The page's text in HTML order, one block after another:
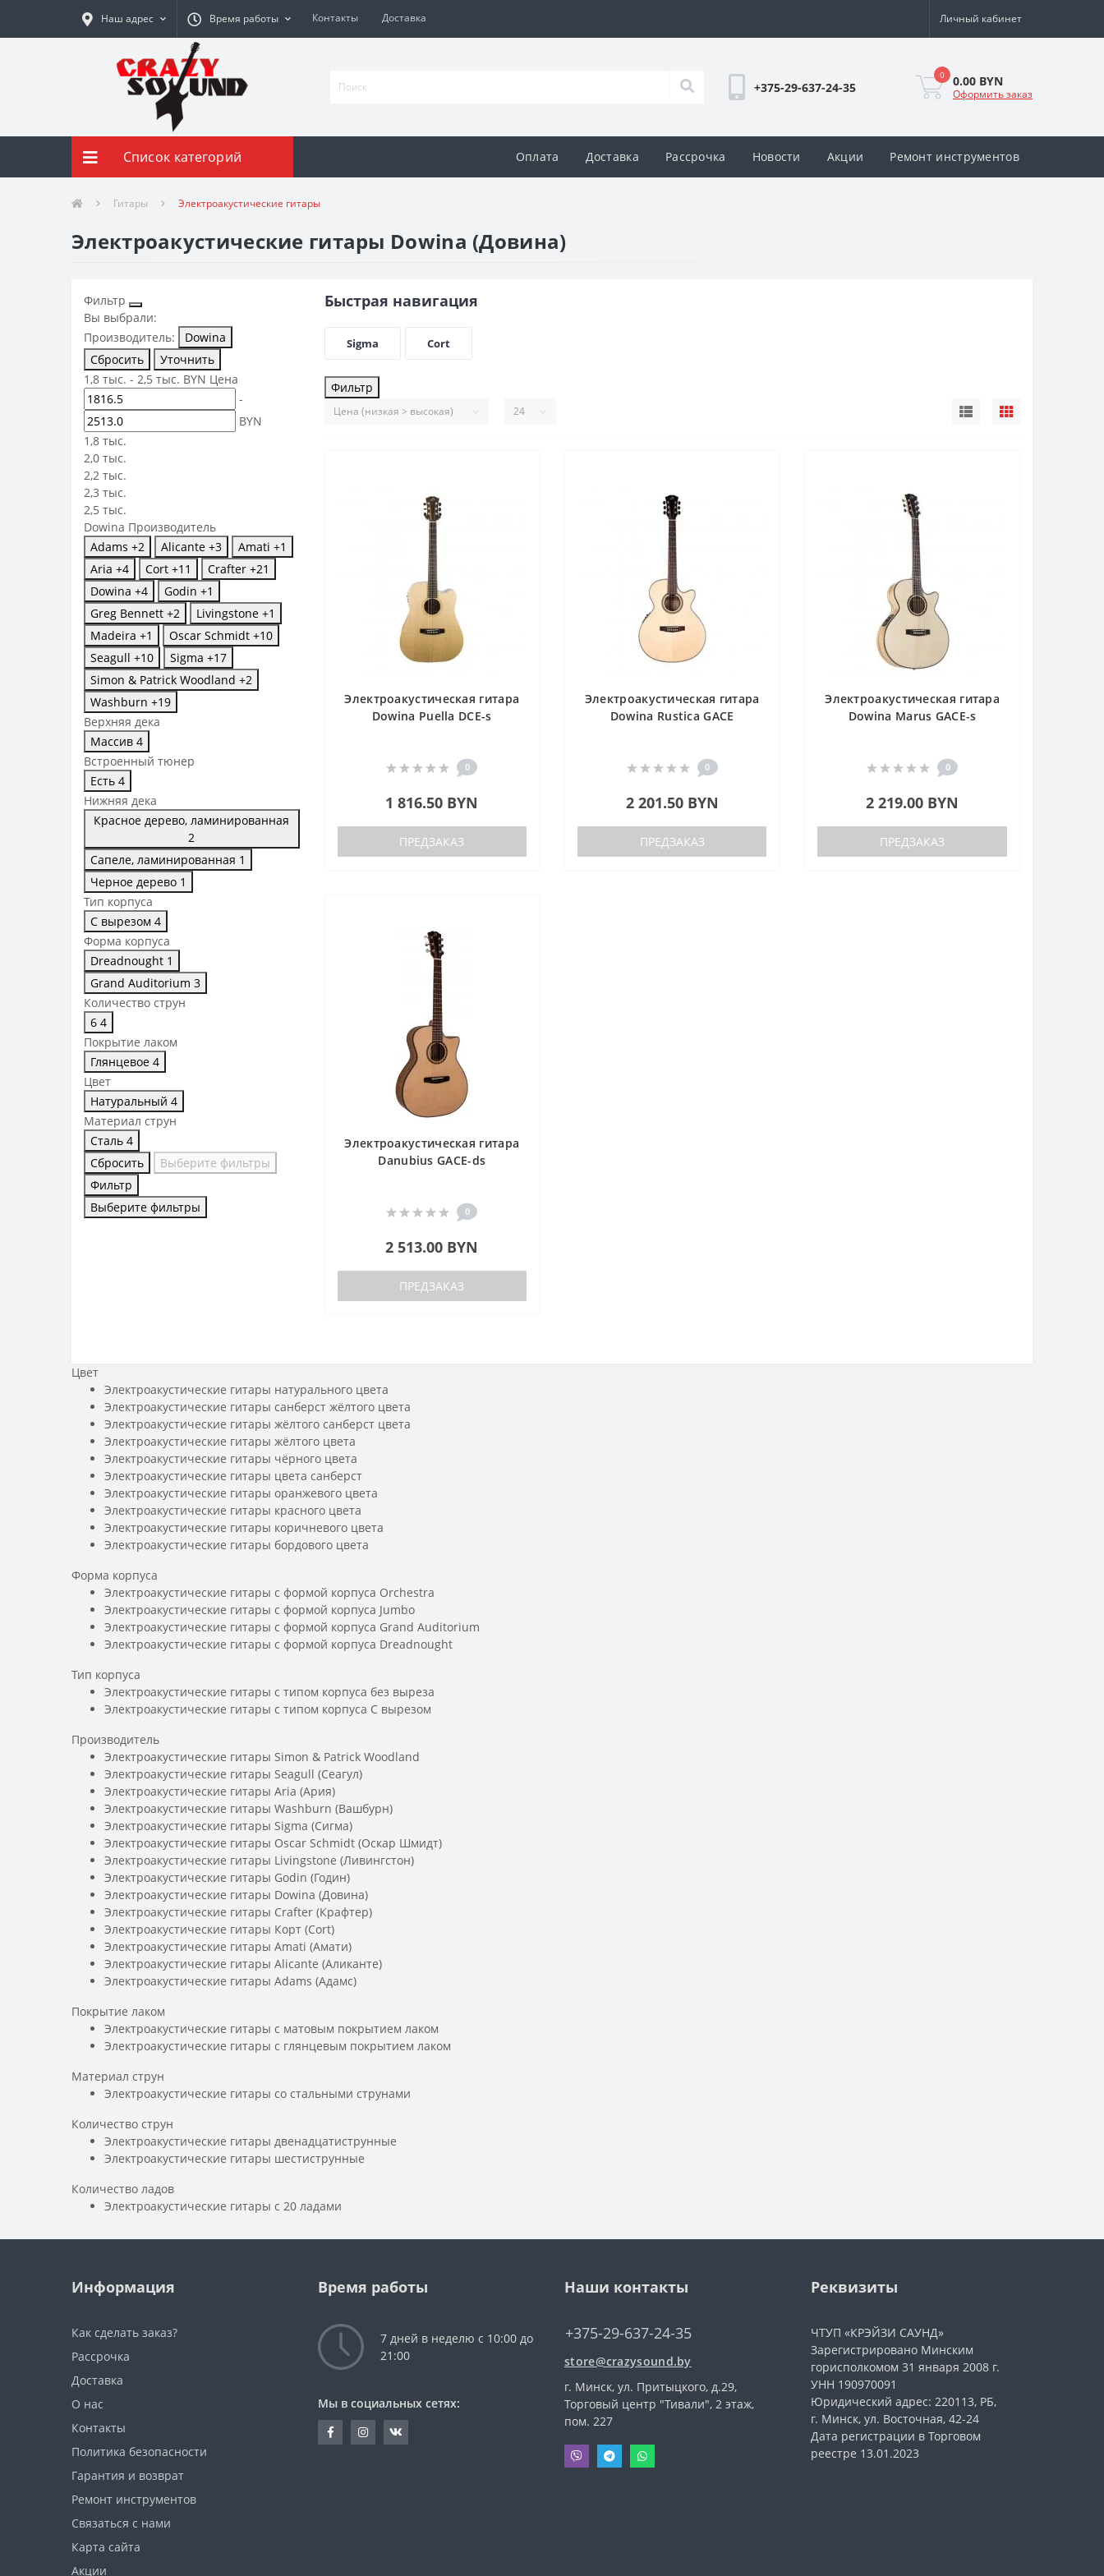
Наш адрес Время работы Контакты Доставка Личный кабинет
+375-29-637-24-35
0 0.00 BYN
Оформить заказ
Список категорий Оплата Доставка Рассрочка Новости Акции Ремонт инструментов
Гитары Электроакустические гитары
Электроакустические гитары Dowina (Довина)
Фильтр
Вы выбрали:
Производитель:
Dowina
Сбросить
Уточнить
1,8 тыс. - 2,5 тыс. BYN Цена
-
BYN
1,8 тыс.
2,0 тыс.
2,2 тыс.
2,3 тыс.
2,5 тыс.
Dowina Производитель
Adams +2 Alicante +3 Amati +1
Aria +4 Cort +11 Crafter +21
Dowina +4 Godin +1
Greg Bennett +2 Livingstone +1
Madeira +1 Oscar Schmidt +10
Seagull +10 Sigma +17
Simon & Patrick Woodland +2
Washburn +19
Верхняя дека
Массив 4
Встроенный тюнер
Есть 4
Нижняя дека
Красное дерево, ламинированная
2
Сапеле, ламинированная 1
Черное дерево 1
Тип корпуса
С вырезом 4
Форма корпуса
Dreadnought 1
Grand Auditorium 3
Количество струн
6 4
Покрытие лаком
Глянцевое 4
Цвет
Натуральный 4
Материал струн
Сталь 4
Сбросить
Выберите фильтры
Фильтр
Выберите фильтры
Быстрая навигация
Sigma Cort
Фильтр
Электроакустическая гитара
Dowina Puella DCE-s
0
1 816.50 BYN
ПРЕДЗАКАЗ
Электроакустическая гитара
Dowina Rustica GACE
0
2 201.50 BYN
ПРЕДЗАКАЗ
Электроакустическая гитара
Dowina Marus GACE-s
0
2 219.00 BYN
ПРЕДЗАКАЗ
Электроакустическая гитара
Danubius GACE-ds
0
2 513.00 BYN
ПРЕДЗАКАЗ
Цвет
Электроакустические гитары натурального цвета
Электроакустические гитары санберст жёлтого цвета
Электроакустические гитары жёлтого санберст цвета
Электроакустические гитары жёлтого цвета
Электроакустические гитары чёрного цвета
Электроакустические гитары цвета санберст
Электроакустические гитары оранжевого цвета
Электроакустические гитары красного цвета
Электроакустические гитары коричневого цвета
Электроакустические гитары бордового цвета
Форма корпуса
Электроакустические гитары с формой корпуса Orchestra
Электроакустические гитары с формой корпуса Jumbo
Электроакустические гитары с формой корпуса Grand Auditorium
Электроакустические гитары с формой корпуса Dreadnought
Тип корпуса
Электроакустические гитары с типом корпуса без выреза
Электроакустические гитары с типом корпуса С вырезом
Производитель
Электроакустические гитары Simon & Patrick Woodland
Электроакустические гитары Seagull (Сеагул)
Электроакустические гитары Aria (Ария)
Электроакустические гитары Washburn (Вашбурн)
Электроакустические гитары Sigma (Сигма)
Электроакустические гитары Oscar Schmidt (Оскар Шмидт)
Электроакустические гитары Livingstone (Ливингстон)
Электроакустические гитары Godin (Годин)
Электроакустические гитары Dowina (Довина)
Электроакустические гитары Crafter (Крафтер)
Электроакустические гитары Корт (Cort)
Электроакустические гитары Amati (Амати)
Электроакустические гитары Alicante (Аликанте)
Электроакустические гитары Adams (Адамс)
Покрытие лаком
Электроакустические гитары с матовым покрытием лаком
Электроакустические гитары с глянцевым покрытием лаком
Материал струн
Электроакустические гитары со стальными струнами
Количество струн
Электроакустические гитары двенадцатиструнные
Электроакустические гитары шестиструнные
Количество ладов
Электроакустические гитары с 20 ладами
Информация
Как сделать заказ?
Рассрочка
Доставка
О нас
Контакты
Политика безопасности
Гарантия и возврат
Ремонт инструментов
Связаться с нами
Карта сайта
Акции
Время работы
7 дней в неделю с 10:00 до
21:00
Мы в социальных сетях:
Наши контакты
+375-29-637-24-35
store@crazysound.by
г. Минск, ул. Притыцкого, д.29,
Торговый центр "Тивали", 2 этаж,
пом. 227
Реквизиты
ЧТУП «КРЭЙЗИ САУНД»
Зарегистрировано Минским
горисполкомом 31 января 2008 г.
УНН 190970091
Юридический адрес: 220113, РБ,
г. Минск, ул. Восточная, 42-24
Дата регистрации в Торговом
реестре 13.01.2023